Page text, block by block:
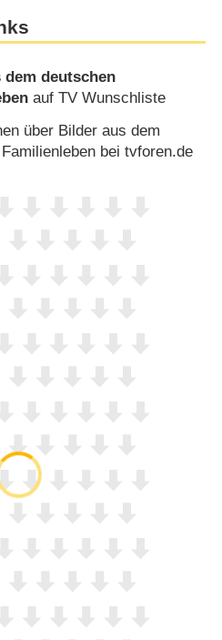
dem deutschen
auf TV Wunschliste
über Bilder aus dem
bei tvforen.de